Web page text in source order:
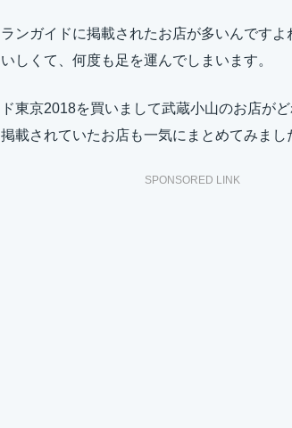
ンガイドに掲載されたお店が多いんです
しくて、何度も足を運んでしまいます。
東京2018を買いまして武蔵小山のお店が
載されていたお店も一気にまとめてみまし
SPONSORED LINK